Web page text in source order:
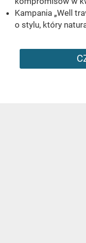
Kampania „Well
o stylu, który